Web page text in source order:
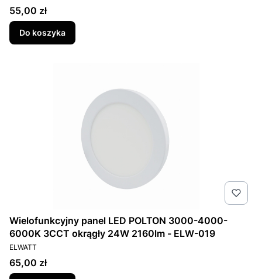
Cena
55,00 zł
Do koszyka
Wielofunkcyjny panel LED POLTON 3000-4000-
6000K 3CCT okrągły 24W 2160lm - ELW-019
PRODUCENT
ELWATT
Cena
65,00 zł